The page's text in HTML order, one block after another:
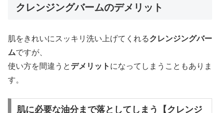
クレンジングバームのデメリット
肌をきれいにスッキリ洗い上げてくれるクレンジングバー
ムですが、
使い方を間違うと デメリット になってしまうこともありま
す。
肌に必要な油分まで落としてしまう【クレンジ